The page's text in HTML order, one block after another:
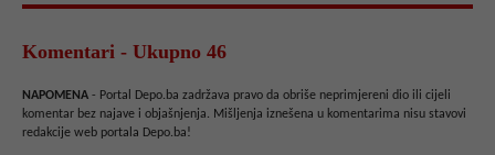
Komentari - Ukupno 46
NAPOMENA - Portal Depo.ba zadržava pravo da obriše neprimjereni dio ili cijeli
komentar bez najave i objašnjenja. Mišljenja iznešena u komentarima nisu stavovi
redakcije web portala Depo.ba!